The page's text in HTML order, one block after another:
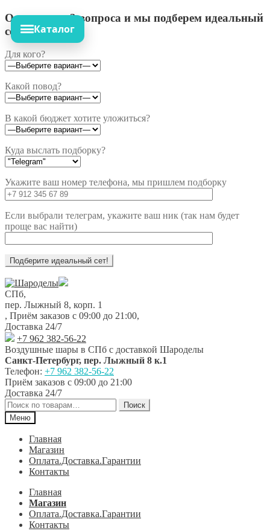
Ответьте на 3 вопроса и мы подберем идеальный
сет!
Для кого?
Какой повод?
В какой бюджет хотите уложиться?
Куда выслать подборку?
Укажите ваш номер телефона, мы пришлем подборку
Если выбрали телеграм, укажите ваш ник (так нам будет
проще вас найти)
Перейти
к
навигации
Перейти
к
содержимому
СПб,
пер. Лыжный 8, корп. 1
, Приём заказов с 09:00 до 21:00,
Доставка 24/7
+7 962 382-56-22
Воздушные шары в СПб с доставкой Шароделы
Санкт-Петербург, пер. Лыжный 8 к.1
Телефон: +7 962 382-56-22
Приём заказов с 09:00 до 21:00
Доставка 24/7
Искать:
Поиск
Меню
Главная
Магазин
Оплата.Доставка.Гарантии
Контакты
Главная
Магазин
Оплата.Доставка.Гарантии
Контакты
Каталог